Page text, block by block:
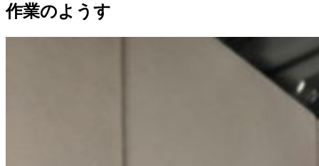
作業のようす